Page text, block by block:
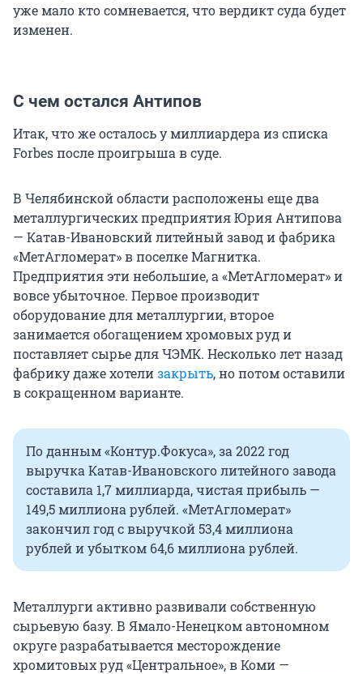
уже мало кто сомневается, что вердикт суда будет
изменен.
С чем остался Антипов
Итак, что же осталось у миллиардера из списка
Forbes после проигрыша в суде.
В Челябинской области расположены еще два
металлургических предприятия Юрия Антипова
— Катав-Ивановский литейный завод и фабрика
«МетАгломерат» в поселке Магнитка.
Предприятия эти небольшие, а «МетАгломерат» и
вовсе убыточное. Первое производит
оборудование для металлургии, второе
занимается обогащением хромовых руд и
поставляет сырье для ЧЭМК. Несколько лет назад
фабрику даже хотелизакрыть, но потом оставили
в сокращенном варианте.
По данным «Контур.Фокуса», за 2022 год
выручка Катав-Ивановского литейного завода
составила 1,7 миллиарда, чистая прибыль —
149,5 миллиона рублей. «МетАгломерат»
закончил год с выручкой 53,4 миллиона
рублей и убытком 64,6 миллиона рублей.
Металлурги активно развивали собственную
сырьевую базу. В Ямало-Ненецком автономном
округе разрабатывается месторождение
хромитовых руд «Центральное», в Коми —